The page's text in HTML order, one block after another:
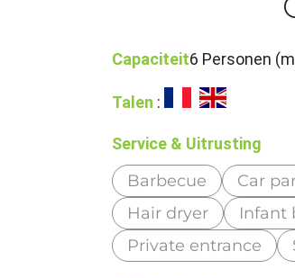
Capaciteit6 Personen
Talen :
Service & Uitrusting
Barbecue Car
Hair dryer
Infant
Private entrance